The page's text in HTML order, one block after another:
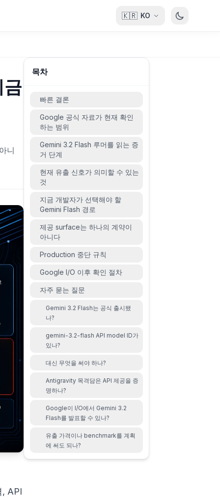
🇰🇷 KO
니
, API
목차
빠른 결론
Google 공식 자료가 현재 확인
하는 범위
Gemini 3.2 Flash 루머를 읽는 증
거 단계
현재 유출 신호가 의미할 수 있는
것
지금 개발자가 선택해야 할
Gemini Flash 경로
제공 surface는 하나의 계약이
아니다
Production 중단 규칙
Google I/O 이후 확인 절차
자주 묻는 질문
Gemini 3.2 Flash는 공식 출시됐
나?
gemini-3.2-flash API model ID가
있나?
대신 무엇을 써야 하나?
Antigravity 목격담은 API 제공을 증
명하나?
Google이 I/O에서 Gemini 3.2
Flash를 발표할 수 있나?
유출 가격이나 benchmark를 계획
에 써도 되나?